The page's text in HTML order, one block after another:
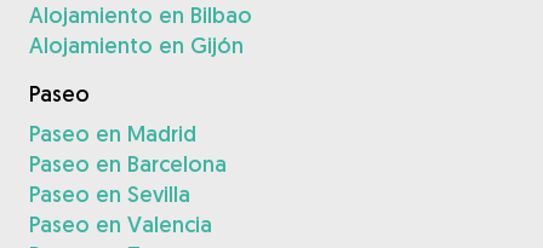
Alojamiento en Bilbao
Alojamiento en Gijón
Paseo
Paseo en Madrid
Paseo en Barcelona
Paseo en Sevilla
Paseo en Valencia